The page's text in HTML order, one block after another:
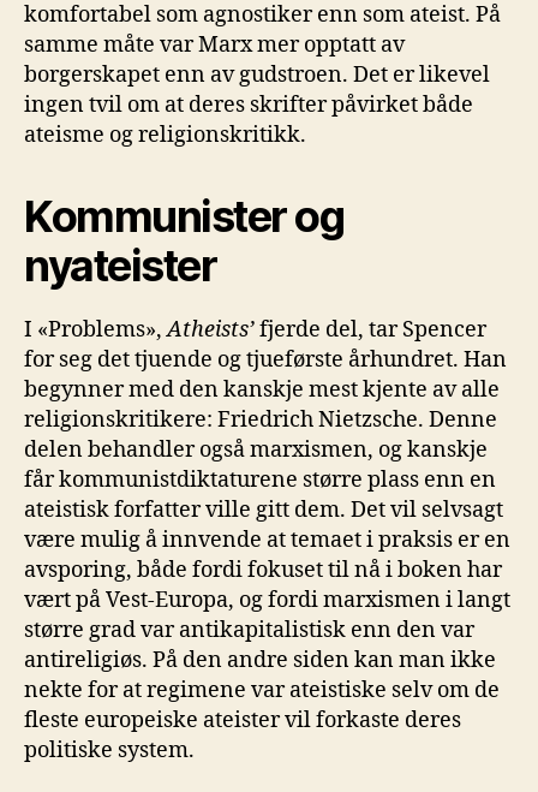
komfortabel som agnostiker enn som ateist. På
samme måte var Marx mer opptatt av
borgerskapet enn av gudstroen. Det er likevel
ingen tvil om at deres skrifter påvirket både
ateisme og religionskritikk.
Kommunister og
nyateister
I «Problems»,Atheists’fjerde del, tar Spencer
for seg det tjuende og tjueførste århundret. Han
begynner med den kanskje mest kjente av alle
religionskritikere: Friedrich Nietzsche. Denne
delen behandler også marxismen, og kanskje
får kommunistdiktaturene større plass enn en
ateistisk forfatter ville gitt dem. Det vil selvsagt
være mulig å innvende at temaet i praksis er en
avsporing, både fordi fokuset til nå i boken har
vært på Vest-Europa, og fordi marxismen i langt
større grad var antikapitalistisk enn den var
antireligiøs. På den andre siden kan man ikke
nekte for at regimene var ateistiske selv om de
fleste europeiske ateister vil forkaste deres
politiske system.